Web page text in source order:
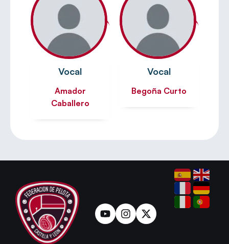
Vocal
Amador
Caballero
Vocal
Begoña Curto